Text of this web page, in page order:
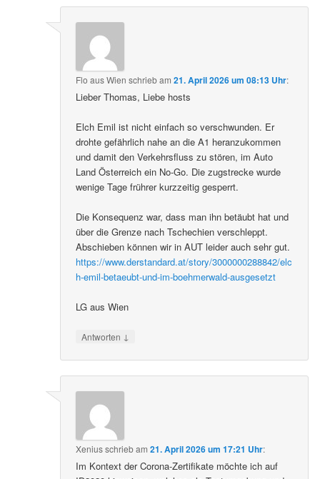
Flo aus Wien schriebam21. April 2026 um 08:13 Uhr:
Lieber Thomas, Liebe hosts
Elch Emil ist nicht einfach so verschwunden. Er
drohte gefährlich nahe an die A1 heranzukommen
und damit den Verkehrsfluss zu stören, im Auto
Land Österreich ein No-Go. Die zugstrecke wurde
wenige Tage frührer kurzzeitig gesperrt.
Die Konsequenz war, dass man ihn betäubt hat und
über die Grenze nach Tschechien verschleppt.
Abschieben können wir in AUT leider auch sehr gut.
https://www.derstandard.at/story/3000000288842/elc
h-emil-betaeubt-und-im-boehmerwald-ausgesetzt
LG aus Wien
Antworten ↓
Xeniusschriebam21. April 2026 um 17:21 Uhr:
Im Kontext der Corona-Zertifikate möchte ich auf